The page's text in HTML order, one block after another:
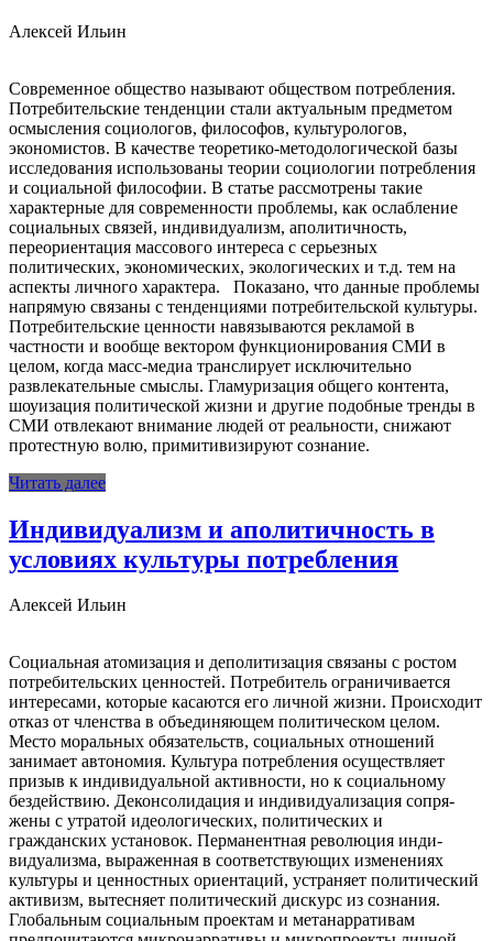
Алексей Ильин
Современное общество называют обществом потребления.
Потребительские тенденции стали актуальным предметом
осмысления социологов, философов, культурологов,
экономистов. В качестве теоретико-методологической базы
исследования использованы теории социологии потребления
и социальной философии. В статье рассмотрены такие
характерные для современности проблемы, как ослабление
социальных связей, индивидуализм, аполитичность,
переориентация массового интереса с серьезных
политических, экономических, экологических и т.д. тем на
аспекты личного характера. Показано, что данные проблемы
напрямую связаны с тенденциями потребительской культуры.
Потребительские ценности навязываются рекламой в
частности и вообще вектором функционирования СМИ в
целом, когда масс-медиа транслирует исключительно
развлекательные смыслы. Гламуризация общего контента,
шоуизация политической жизни и другие подобные тренды в
СМИ отвлекают внимание людей от реальности, снижают
протестную волю, примитивизируют сознание.
Читать далее
Индивидуализм и аполитичность в
условиях культуры потребления
Алексей Ильин
Социальная атомизация и деполитизация связаны с ростом
потребительских ценностей. Потребитель ограничивается
интересами, которые касаются его личной жизни. Происходит
отказ от членства в объединяющем политическом целом.
Место моральных обязательств, социальных отношений
занимает автономия. Культура потребления осуществляет
призыв к индивидуальной активности, но к социальному
бездействию. Деконсолидация и индивидуализация сопря­
жены с утратой идеологических, политических и
гражданских установок. Перманентная революция инди­
видуализма, выраженная в соответствующих изменениях
культуры и ценностных ориентаций, устраняет политический
активизм, вытесняет политический дискурс из сознания.
Глобальным социальным проектам и метанарративам